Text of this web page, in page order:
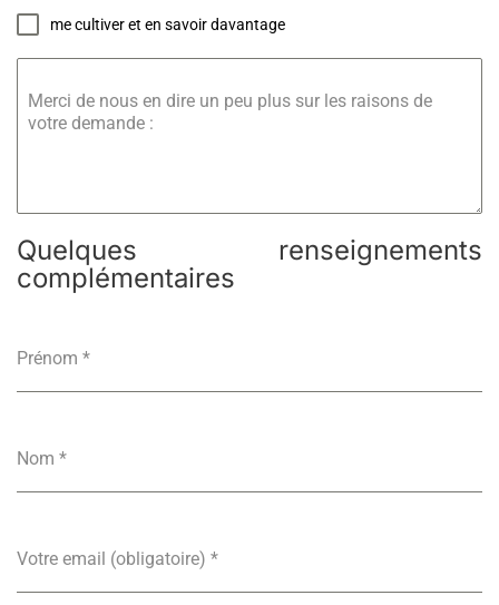
me cultiver et en savoir davantage
Merci de nous en dire un peu plus sur les raisons de
votre demande :
Quelques renseignements
complémentaires
Prénom *
Nom *
Votre email (obligatoire) *